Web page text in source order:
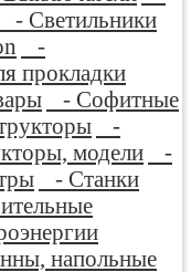
- Светильники
-
прокладки
- Софитные
-
модели
-
- Станки
напольные